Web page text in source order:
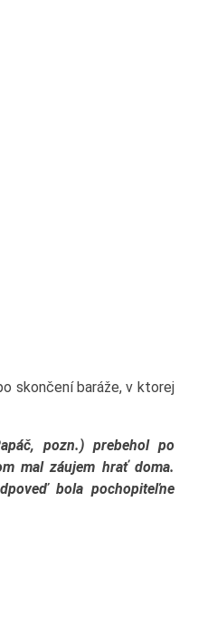
skončení baráže, v ktorej
pozn.) prebehol po
mal záujem hrať doma.
bola pochopiteľne